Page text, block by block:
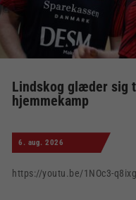
Lindskog glæder sig
hjemmekamp
6. aug. 2026
https://youtu.be/1NOc3-q8ixg